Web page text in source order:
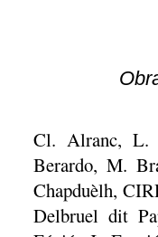
Cl. Alranc, L.
Berardo, M.
Chapduèlh,
Delbruel dit